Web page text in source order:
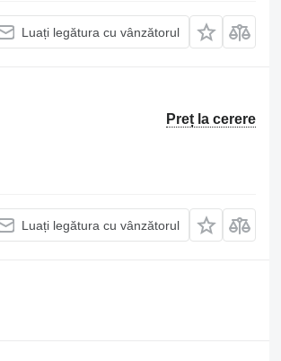
Luați legătura cu vânzătorul
Preț la cerere
Luați legătura cu vânzătorul